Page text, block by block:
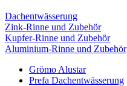
Dachentwässerung
Zink-Rinne und Zubehör
Kupfer-Rinne und Zubehör
Aluminium-Rinne und Zubehör
Grömo Alustar
Prefa Dachentwässerung